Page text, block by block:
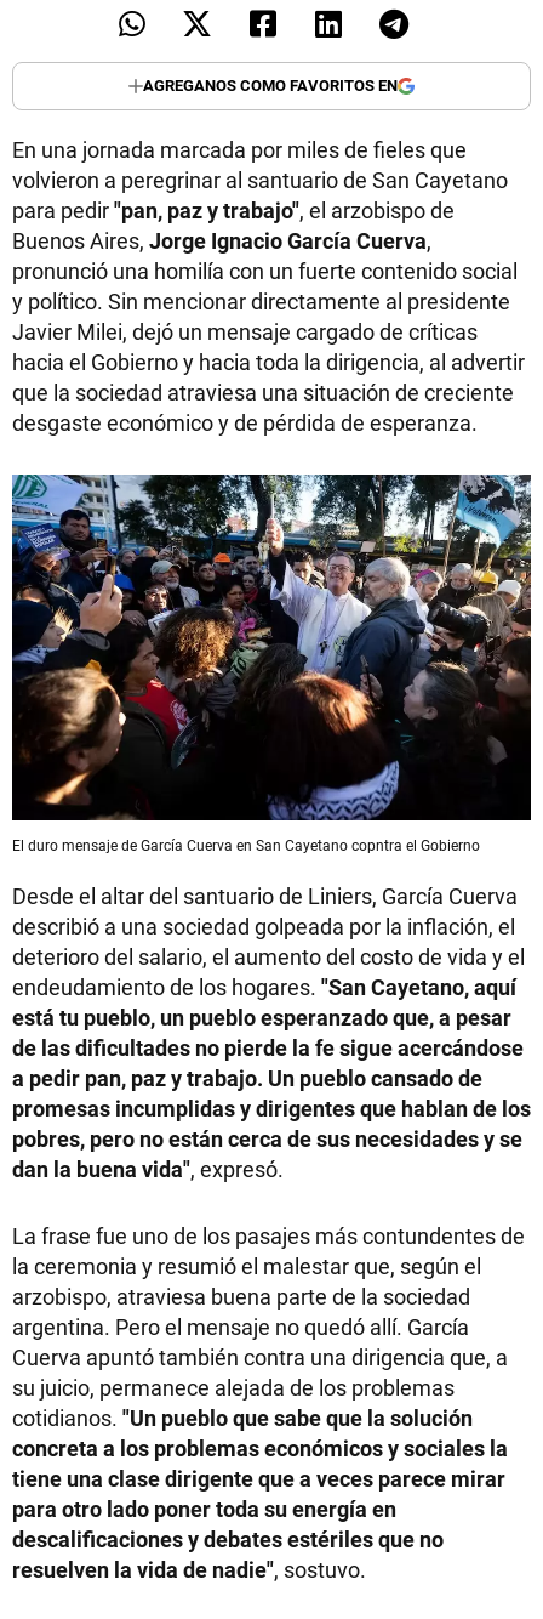
AGREGANOS COMO FAVORITOS EN
En una jornada marcada por miles de fieles que
volvieron a peregrinar al santuario de San Cayetano
para pedir"pan, paz y trabajo", el arzobispo de
Buenos Aires, Jorge Ignacio García Cuerva,
pronunció una homilía con un fuerte contenido social
y político. Sin mencionar directamente al presidente
Javier Milei, dejó un mensaje cargado de críticas
hacia el Gobierno y hacia toda la dirigencia, al advertir
que la sociedad atraviesa una situación de creciente
desgaste económico y de pérdida de esperanza.
El duro mensaje de García Cuerva en San Cayetano copntra el Gobierno
Desde el altar del santuario de Liniers, García Cuerva
describió a una sociedad golpeada por la inflación, el
deterioro del salario, el aumento del costo de vida y el
endeudamiento de los hogares. "San Cayetano, aquí
está tu pueblo, un pueblo esperanzado que, a pesar
de las dificultades no pierde la fe sigue acercándose
a pedir pan, paz y trabajo. Un pueblo cansado de
promesas incumplidas y dirigentes que hablan de los
pobres, pero no están cerca de sus necesidades y se
dan la buena vida", expresó.
La frase fue uno de los pasajes más contundentes de
la ceremonia y resumió el malestar que, según el
arzobispo, atraviesa buena parte de la sociedad
argentina. Pero el mensaje no quedó allí. García
Cuerva apuntó también contra una dirigencia que, a
su juicio, permanece alejada de los problemas
cotidianos. "Un pueblo que sabe que la solución
concreta a los problemas económicos y sociales la
tiene una clase dirigente que a veces parece mirar
para otro lado poner toda su energía en
descalificaciones y debates estériles que no
resuelven la vida de nadie", sostuvo.